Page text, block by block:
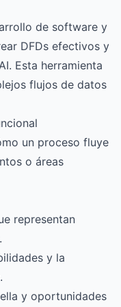
de software y
DFDs efectivos y
. Esta herramienta
flujos de datos
un proceso fluye
o áreas
representan
y la
y oportunidades